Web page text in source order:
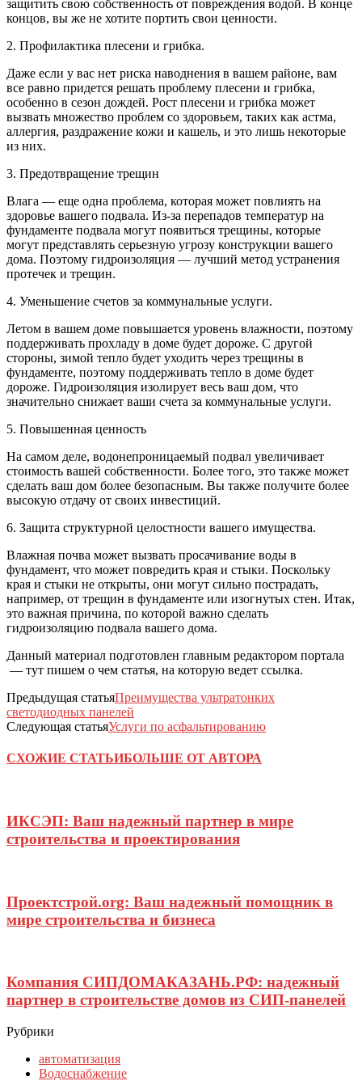
защитить свою собственность от повреждения водой. В конце
концов, вы же не хотите портить свои ценности.
2. Профилактика плесени и грибка.
Даже если у вас нет риска наводнения в вашем районе, вам
все равно придется решать проблему плесени и грибка,
особенно в сезон дождей. Рост плесени и грибка может
вызвать множество проблем со здоровьем, таких как астма,
аллергия, раздражение кожи и кашель, и это лишь некоторые
из них.
3. Предотвращение трещин
Влага — еще одна проблема, которая может повлиять на
здоровье вашего подвала. Из-за перепадов температур на
фундаменте подвала могут появиться трещины, которые
могут представлять серьезную угрозу конструкции вашего
дома. Поэтому гидроизоляция — лучший метод устранения
протечек и трещин.
4. Уменьшение счетов за коммунальные услуги.
Летом в вашем доме повышается уровень влажности, поэтому
поддерживать прохладу в доме будет дороже. С другой
стороны, зимой тепло будет уходить через трещины в
фундаменте, поэтому поддерживать тепло в доме будет
дороже. Гидроизоляция изолирует весь ваш дом, что
значительно снижает ваши счета за коммунальные услуги.
5. Повышенная ценность
На самом деле, водонепроницаемый подвал увеличивает
стоимость вашей собственности. Более того, это также может
сделать ваш дом более безопасным. Вы также получите более
высокую отдачу от своих инвестиций.
6. Защита структурной целостности вашего имущества.
Влажная почва может вызвать просачивание воды в
фундамент, что может повредить края и стыки. Поскольку
края и стыки не открыты, они могут сильно пострадать,
например, от трещин в фундаменте или изогнутых стен. Итак,
это важная причина, по которой важно сделать
гидроизоляцию подвала вашего дома.
Данный материал подготовлен главным редактором портала
— тут пишем о чем статья, на которую ведет ссылка.
Предыдущая статьяПреимущества ультратонких
светодиодных панелей
Следующая статьяУслуги по асфальтированию
СХОЖИЕ СТАТЬИБОЛЬШЕ ОТ АВТОРА
ИКСЭП: Ваш надежный партнер в мире
строительства и проектирования
Проектстрой.org: Ваш надежный помощник в
мире строительства и бизнеса
Компания СИПДОМАКАЗАНЬ.РФ: надежный
партнер в строительстве домов из СИП-панелей
Рубрики
автоматизация
Водоснабжение